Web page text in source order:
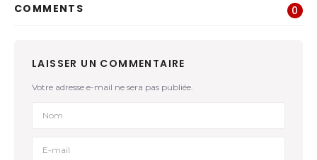
COMMENTS 0
LAISSER UN COMMENTAIRE
Votre adresse e-mail ne sera pas publiée.
Nom
E-mail